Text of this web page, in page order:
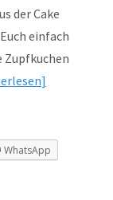
der Cake
einfach
Zupfkuchen
WhatsApp